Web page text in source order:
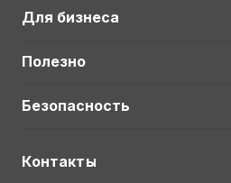
Для бизнеса
Полезно
Безопасность
Контакты